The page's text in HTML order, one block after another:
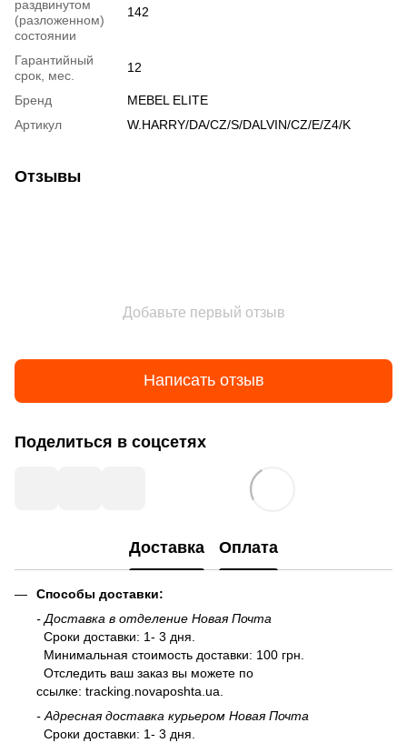
раздвинутом
(разложенном)
состоянии
142
Гарантийный
срок, мес.
12
Бренд
MEBEL ELITE
Артикул
W.HARRY/DA/CZ/S/DALVIN/CZ/E/Z4/K
Отзывы
Добавьте первый отзыв
Написать отзыв
Поделиться в соцсетях
Доставка Оплата
Способы доставки:
- Доставка в отделение Новая Почта
Сроки доставки: 1- 3 дня.
Минимальная стоимость доставки: 100 грн.
Отследить ваш заказ вы можете по
ссылке: tracking.novaposhta.ua.
- Адресная доставка курьером Новая Почта
Сроки доставки: 1- 3 дня.